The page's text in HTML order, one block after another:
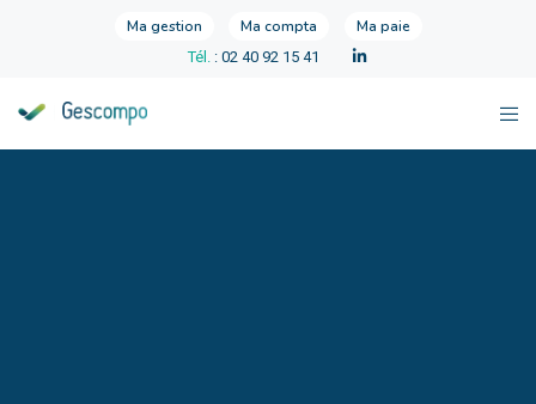
Ma gestion Ma compta Ma paie
Tél. : 02 40 92 15 41